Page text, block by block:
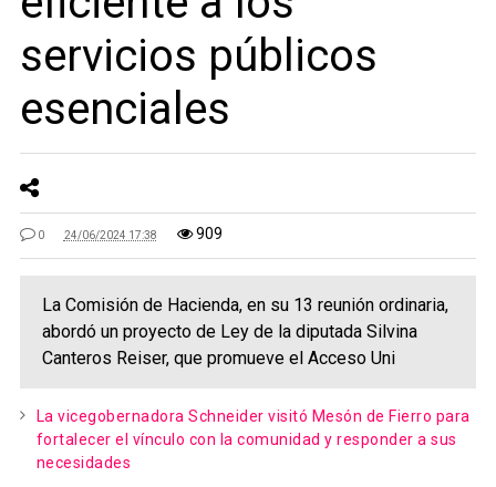
servicios públicos
esenciales
0 24/06/2024 17:38 909
La Comisión de Hacienda, en su 13 reunión ordinaria,
abordó un proyecto de Ley de la diputada Silvina
Canteros Reiser, que promueve el Acceso Uni
La vicegobernadora Schneider visitó Mesón de Fierro para
fortalecer el vínculo con la comunidad y responder a sus
necesidades